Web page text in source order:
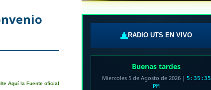
Aquí la Fuente oficial
RADIO UTS EN VIVO
Buenas tardes
Miercoles 5 de Agosto de 2026| 5:35:36
PM